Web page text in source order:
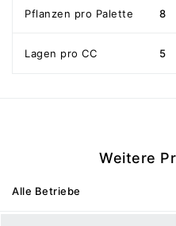
Pflanzen pro Palette 8
Lagen pro CC 5
Weitere
Alle Betriebe